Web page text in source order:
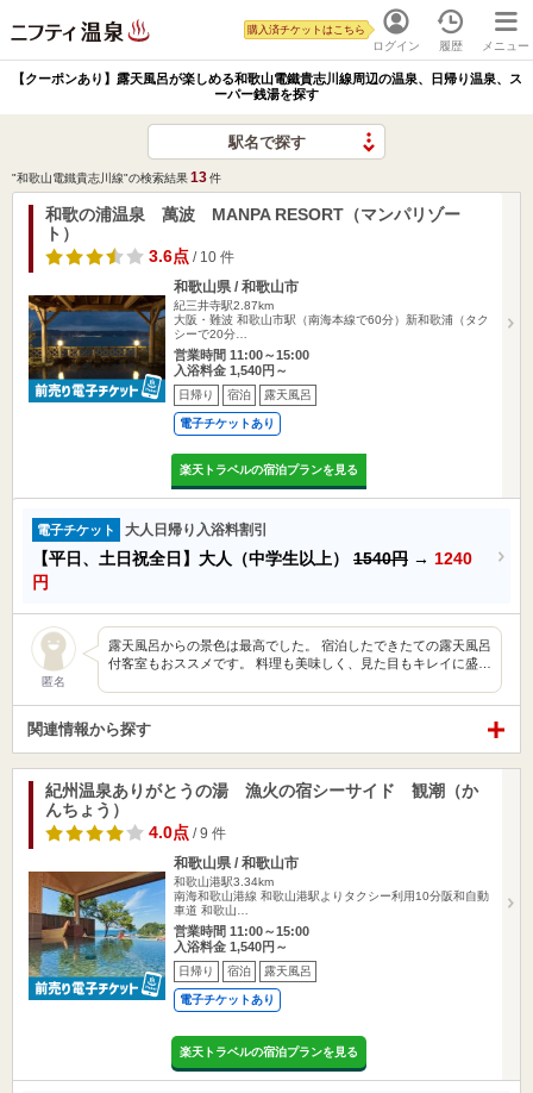
ログイン
購入済チケットはこちら
履歴 メニュー
【クーポンあり】露天風呂が楽しめる和歌山電鐵貴志川線周辺の温泉、日帰り温泉、ス
ーパー銭湯を探す
駅名で探す
"和歌山電鐵貴志川線"の検索結果13件
和歌の浦温泉 萬波 MANPA RESORT（マンパリゾー
ト）
3.6点 / 10 件
和歌山県 / 和歌山市
紀三井寺駅2.87km
大阪・難波 和歌山市駅（南海本線で60分）新和歌浦（タク
シーで20分…
営業時間 11:00～15:00
入浴料金 1,540円～
日帰り 宿泊 露天風呂
電子チケットあり
楽天トラベルの宿泊プランを見る
電子チケット 大人日帰り入浴料割引
【平日、土日祝全日】大人（中学生以上） 1540円 → 1240
円
匿名
露天風呂からの景色は最高でした。 宿泊したできたての露天風呂
付客室もおススメです。 料理も美味しく、見た目もキレイに盛…
関連情報から探す
紀州温泉ありがとうの湯 漁火の宿シーサイド 観潮（か
んちょう）
4.0点 / 9 件
和歌山県 / 和歌山市
和歌山港駅3.34km
南海和歌山港線 和歌山港駅よりタクシー利用10分阪和自動
車道 和歌山…
営業時間 11:00～15:00
入浴料金 1,540円～
日帰り 宿泊 露天風呂
電子チケットあり
楽天トラベルの宿泊プランを見る